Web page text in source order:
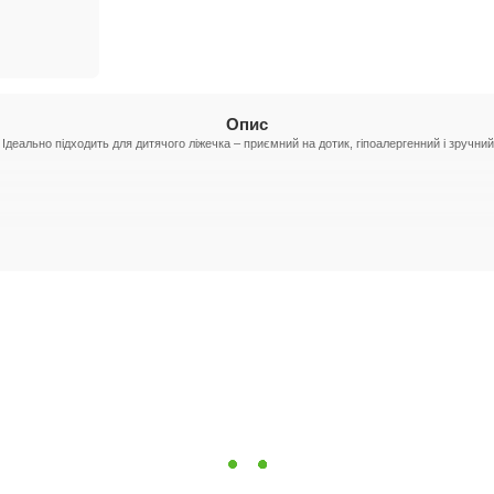
Опис
підходить для дитячого ліжечка – приємний на дотик, гіпоалергенний і зручний